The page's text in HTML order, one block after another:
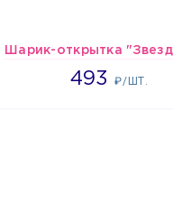
493₽/ШТ.
493